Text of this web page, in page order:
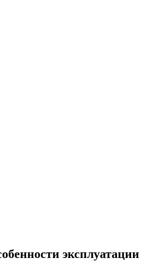
эксплуатации